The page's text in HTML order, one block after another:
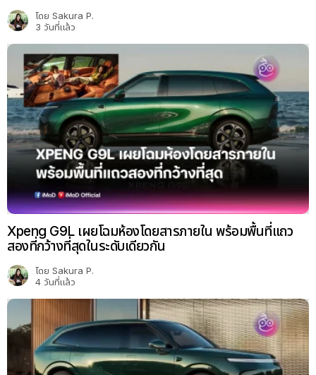
โดย Sakura P.
3 วันที่แล้ว
Xpeng G9L เผยโฉมห้องโดยสารภายใน พร้อมพื้นที่แถว
สองที่กว้างที่สุดในระดับเดียวกัน
โดย Sakura P.
4 วันที่แล้ว